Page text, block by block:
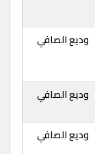
وديع الصافي
وديع الصافي
وديع الصافي